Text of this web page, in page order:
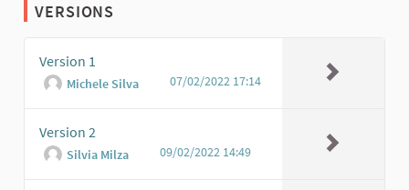
VERSIONS
Version 1
Michele Silva 07/02/2022 17:14
Version 2
Silvia Milza 09/02/2022 14:49